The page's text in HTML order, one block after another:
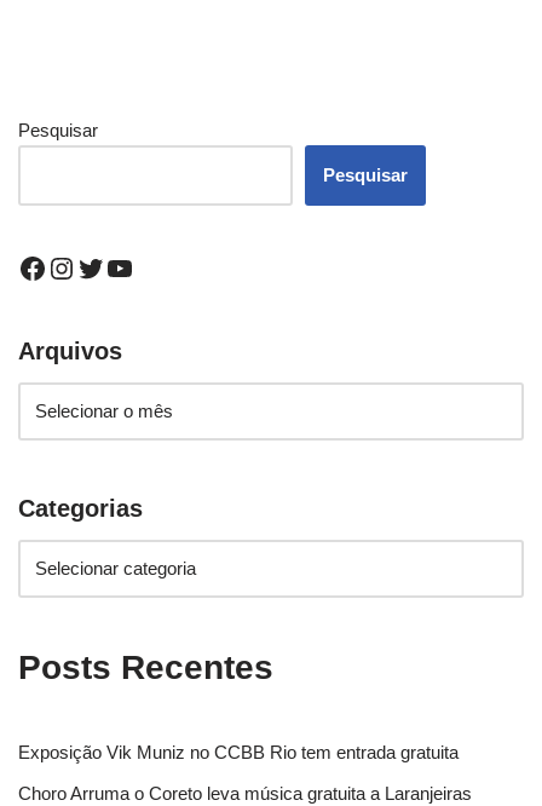
Pesquisar
Pesquisar
Arquivos
Categorias
Posts Recentes
Exposição Vik Muniz no CCBB Rio tem entrada gratuita
Choro Arruma o Coreto leva música gratuita a Laranjeiras